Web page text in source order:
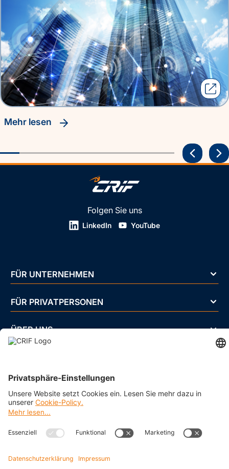
Mehr lesen
Folgen Sie uns
LinkedIn YouTube
FÜR UNTERNEHMEN
FÜR PRIVATPERSONEN
ÜBER UNS
Impressum
Datenschutz
Cookie Policy
AGB